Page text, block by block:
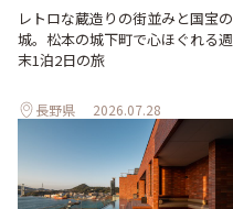
レトロな蔵造りの街並みと国宝の
城。松本の城下町で心ほぐれる週
末1泊2日の旅
長野県 2026.07.28